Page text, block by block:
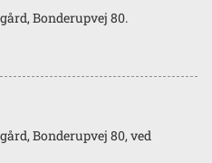
Bonderupvej 80.
Bonderupvej 80, ved